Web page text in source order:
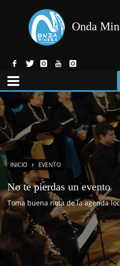
Onda
INICIO EVENTO
No te pierdas un evento
Toma buena nota de la agenda